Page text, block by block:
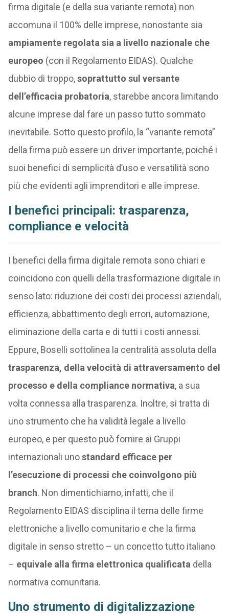
firma digitale (e della sua variante remota) non
accomuna il 100% delle imprese, nonostante sia
ampiamente regolata sia a livello nazionale che
europeo (con il Regolamento EIDAS). Qualche
dubbio di troppo,soprattutto sul versante
dell’efficacia probatoria, starebbe ancora limitando
alcune imprese dal fare un passo tutto sommato
inevitabile. Sotto questo profilo, la “variante remota”
della firma può essere un driver importante, poiché i
suoi benefici di semplicità d’uso e versatilità sono
più che evidenti agli imprenditori e alle imprese.
I benefici principali: trasparenza,
compliance e velocità
I benefici della firma digitale remota sono chiari e
coincidono con quelli della trasformazione digitale in
senso lato: riduzione dei costi dei processi aziendali,
efficienza, abbattimento degli errori, automazione,
eliminazione della carta e di tutti i costi annessi.
Eppure, Boselli sottolinea la centralità assoluta della
trasparenza, della velocità di attraversamento del
processo e della compliance normativa, a sua
volta connessa alla trasparenza. Inoltre, si tratta di
uno strumento che ha validità legale a livello
europeo, e per questo può fornire ai Gruppi
internazionali unostandard efficace per
l’esecuzione di processi che coinvolgono più
branch. Non dimentichiamo, infatti, che il
Regolamento EIDAS disciplina il tema delle firme
elettroniche a livello comunitario e che la firma
digitale in senso stretto – un concetto tutto italiano
– equivale alla firma elettronica qualificata della
normativa comunitaria.
Uno strumento di digitalizzazione